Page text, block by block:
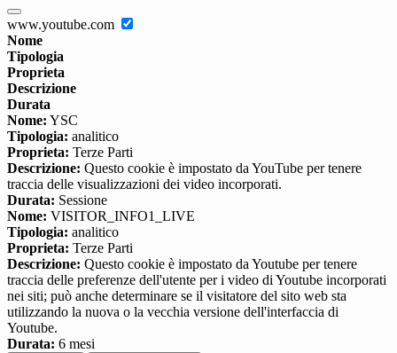
www.youtube.com
Nome
Tipologia
Proprieta
Descrizione
Durata
Nome: YSC
Tipologia: analitico
Proprieta: Terze Parti
Descrizione: Questo cookie è impostato da YouTube per tenere
traccia delle visualizzazioni dei video incorporati.
Durata: Sessione
Nome: VISITOR_INFO1_LIVE
Tipologia: analitico
Proprieta: Terze Parti
Descrizione: Questo cookie è impostato da Youtube per tenere
traccia delle preferenze dell'utente per i video di Youtube incorporati
nei siti; può anche determinare se il visitatore del sito web sta
utilizzando la nuova o la vecchia versione dell'interfaccia di
Youtube.
Durata: 6 mesi